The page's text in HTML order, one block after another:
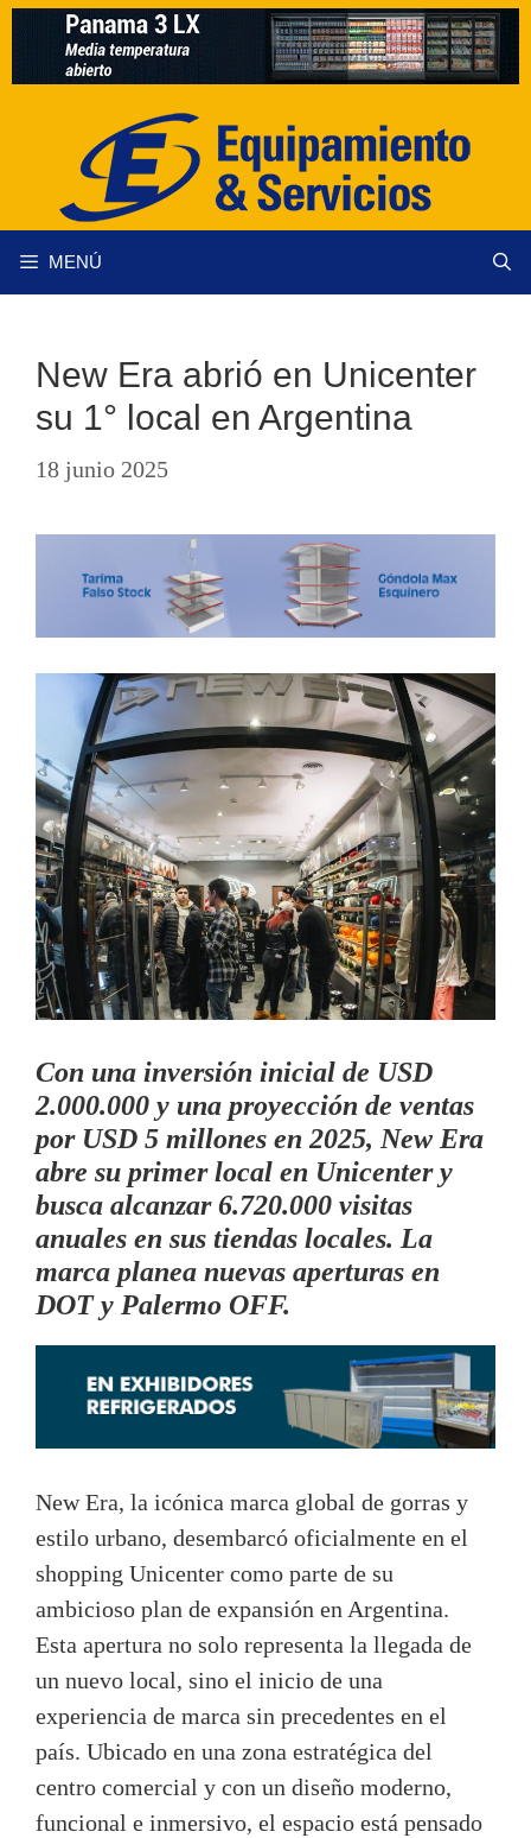
Saltar
contenido
MENÚ
New Era abrió en Unicenter
su 1° local en Argentina
18 junio 2025
Con una inversión inicial de USD
2.000.000 y una proyección de ventas
por USD 5 millones en 2025, New Era
abre su primer local en Unicenter y
busca alcanzar 6.720.000 visitas
anuales en sus tiendas locales. La
marca planea nuevas aperturas en
DOT y Palermo OFF.
New Era, la icónica marca global de gorras y
estilo urbano, desembarcó oficialmente en el
shopping Unicenter como parte de su
ambicioso plan de expansión en Argentina.
Esta apertura no solo representa la llegada de
un nuevo local, sino el inicio de una
experiencia de marca sin precedentes en el
país. Ubicado en una zona estratégica del
centro comercial y con un diseño moderno,
funcional e inmersivo, el espacio está pensado